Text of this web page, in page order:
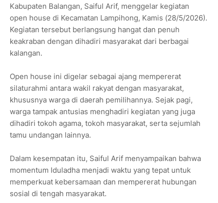
Kabupaten Balangan, Saiful Arif, menggelar kegiatan
open house di Kecamatan Lampihong, Kamis (28/5/2026).
Kegiatan tersebut berlangsung hangat dan penuh
keakraban dengan dihadiri masyarakat dari berbagai
kalangan.
Open house ini digelar sebagai ajang mempererat
silaturahmi antara wakil rakyat dengan masyarakat,
khususnya warga di daerah pemilihannya. Sejak pagi,
warga tampak antusias menghadiri kegiatan yang juga
dihadiri tokoh agama, tokoh masyarakat, serta sejumlah
tamu undangan lainnya.
Dalam kesempatan itu, Saiful Arif menyampaikan bahwa
momentum Iduladha menjadi waktu yang tepat untuk
memperkuat kebersamaan dan mempererat hubungan
sosial di tengah masyarakat.